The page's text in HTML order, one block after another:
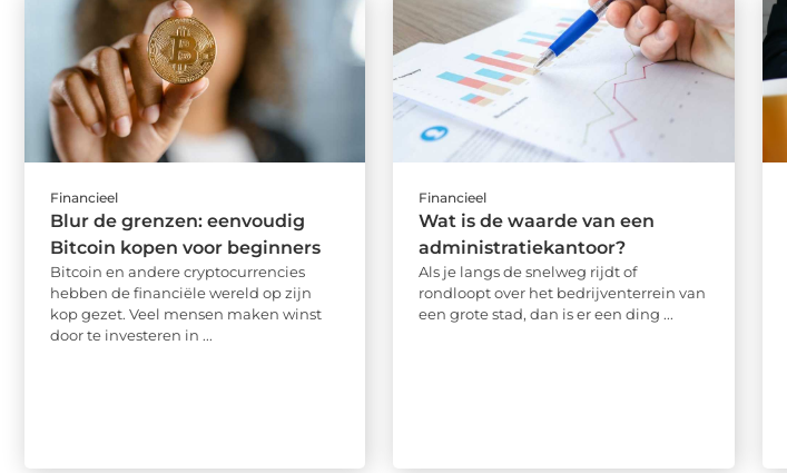
Financieel
Blur de grenzen: eenvoudig
Bitcoin kopen voor beginners
Bitcoin en andere cryptocurrencies
hebben de financiële wereld op zijn
kop gezet. Veel mensen maken winst
door te investeren in ...
Financieel
Wat is de waarde van een
administratiekantoor?
Als je langs de snelweg rijdt of
rondloopt over het bedrijventerrein van
een grote stad, dan is er een ding ...